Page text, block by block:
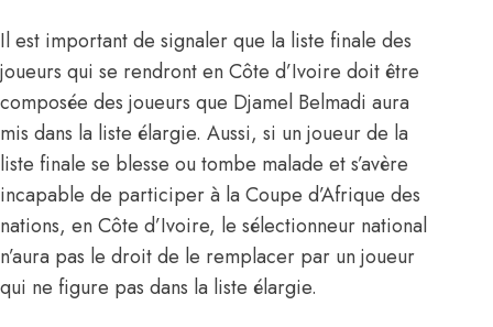
Il est important de signaler que la liste finale des
joueurs qui se rendront en Côte d’Ivoire doit être
composée des joueurs que Djamel Belmadi aura
mis dans la liste élargie. Aussi, si un joueur de la
liste finale se blesse ou tombe malade et s’avère
incapable de participerà la Coupe d’Afrique des
nations, en Côte d’Ivoire, le sélectionneur national
n’aura pas le droit de le remplacer par un joueur
qui ne figure pas dans la liste élargie.